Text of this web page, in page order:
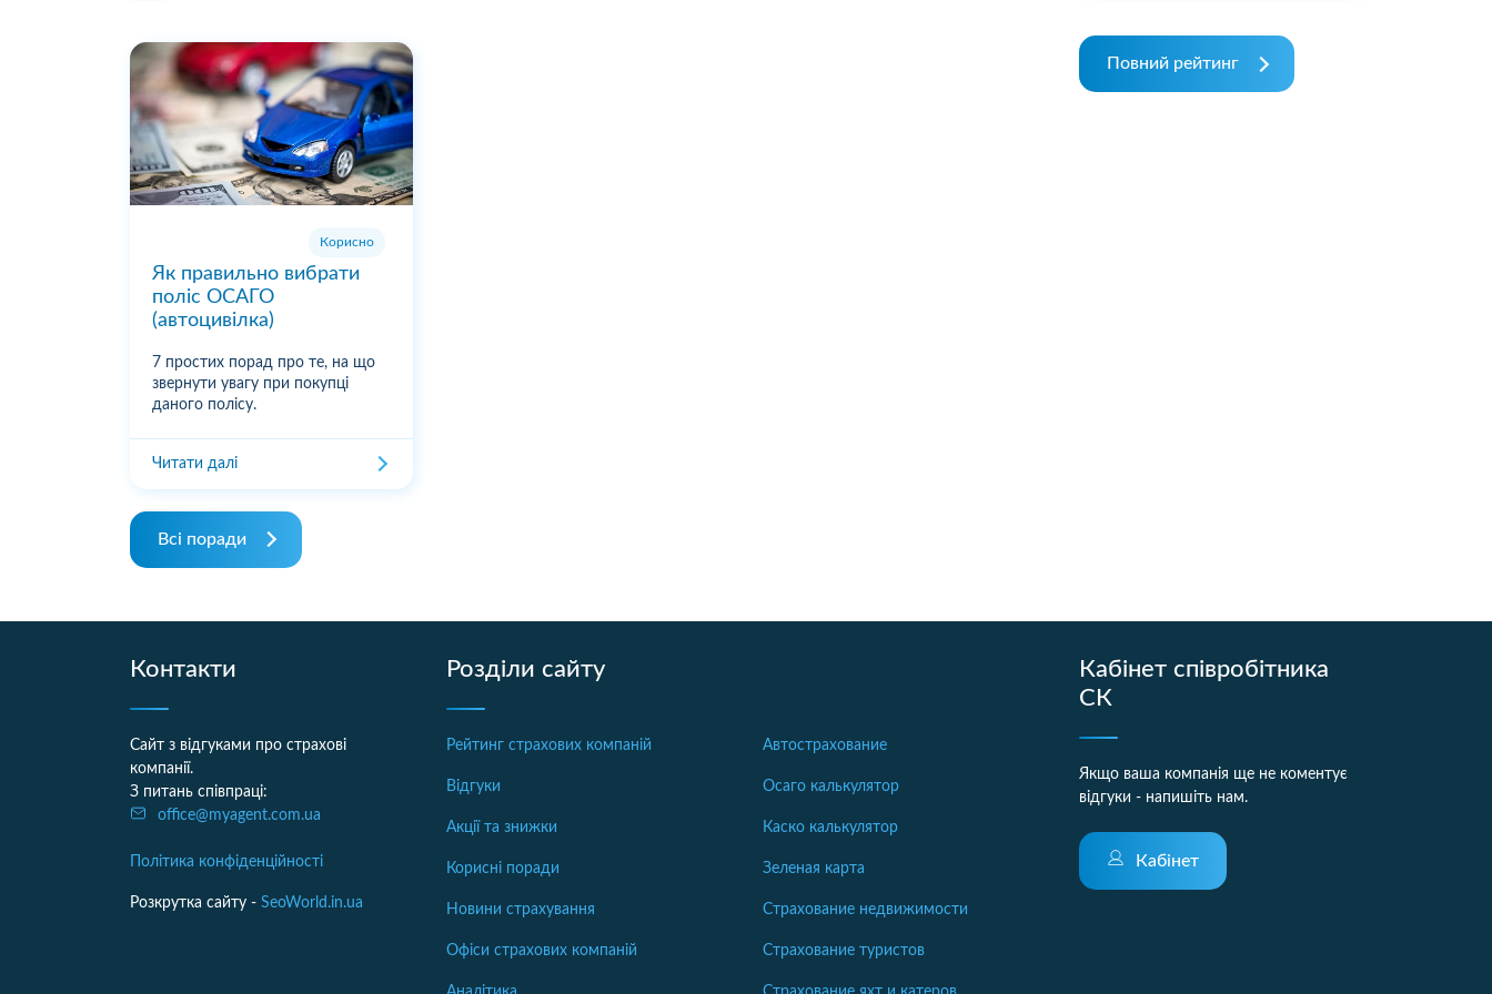
Корисно
Як правильно вибрати
поліс ОСАГО
(автоцивілка)
7 простих порад про те, на що
звернути увагу при покупці
даного полісу.
Читати далі
Всі поради
Повний рейтинг
Контакти
Сайт з відгуками про страхові
компанії.
З питань співпраці:
office@myagent.com.ua
Політика конфіденційності
Розкрутка сайту - SeoWorld.in.ua
Розділи сайту
Рейтинг страхових компаній
Відгуки
Акції та знижки
Корисні поради
Новини страхування
Офіси страхових компаній
Автострахование
Осаго калькулятор
Каско калькулятор
Зеленая карта
Страхование недвижимости
Страхование туристов
Кабінет співробітника
СК
Якщо ваша компанія ще не коментує
відгуки - напишіть нам.
Кабінет